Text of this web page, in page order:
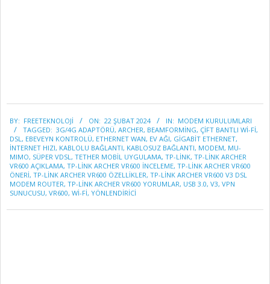
02-
22
BY: FREETEKNOLOJI ON: 22 ŞUBAT 2024 IN: MODEM KURULUMLARI
TAGGED: 3G/4G ADAPTÖRÜ, ARCHER, BEAMFORMING, ÇIFT BANTLI WI-FI,
DSL, EBEVEYN KONTROLÜ, ETHERNET WAN, EV AĞI, GIGABIT ETHERNET,
INTERNET HIZI, KABLOLU BAĞLANTI, KABLOSUZ BAĞLANTI, MODEM, MU-
MIMO, SÜPER VDSL, TETHER MOBIL UYGULAMA, TP-LINK, TP-LINK ARCHER
VR600 AÇIKLAMA, TP-LINK ARCHER VR600 INCELEME, TP-LINK ARCHER VR600
ÖNERI, TP-LINK ARCHER VR600 ÖZELLIKLER, TP-LINK ARCHER VR600 V3 DSL
MODEM ROUTER, TP-LINK ARCHER VR600 YORUMLAR, USB 3.0, V3, VPN
SUNUCUSU, VR600, WI-FI, YÖNLENDIRICI